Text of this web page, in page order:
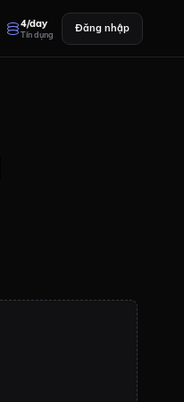
4/day
Tín dụng Đăng nhập